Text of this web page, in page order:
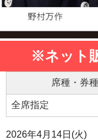
※ネット
席種・券種
全席指定
2026年4月14日(火)